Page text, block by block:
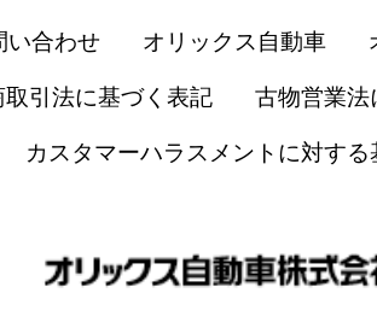
い合わせ オリックス自動車
取引法に基づく表記 古物営業法
カスタマーハラスメントに対する